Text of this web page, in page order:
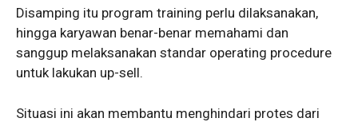
Disamping itu program training perlu dilaksanakan,
hingga karyawan benar-benar memahami dan
sanggup melaksanakan standar operating procedure
untuk lakukan up-sell.
Situasi ini akan membantu menghindari protes dari